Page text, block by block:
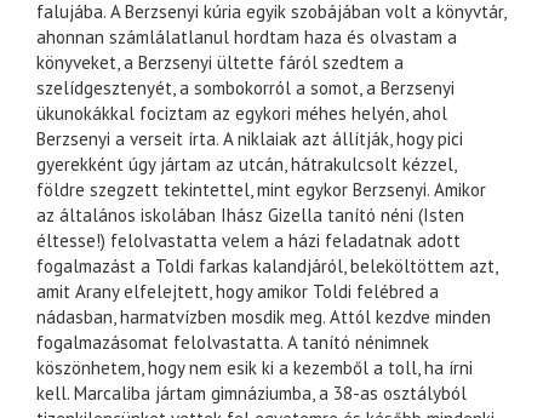
falujába. A Berzsenyi kúria egyik szobájában volt a könyvtár,
ahonnan számlálatlanul hordtam haza és olvastam a
könyveket, a Berzsenyi ültette fáról szedtem a
szelídgesztenyét, a sombokorról a somot, a Berzsenyi
ükunokákkal fociztam az egykori méhes helyén, ahol
Berzsenyi a verseit írta. A niklaiak azt állítják, hogy pici
gyerekként úgy jártam az utcán, hátrakulcsolt kézzel,
földre szegzett tekintettel, mint egykor Berzsenyi. Amikor
az általános iskolában Ihász Gizella tanító néni (Isten
éltesse!) felolvastatta velem a házi feladatnak adott
fogalmazást a Toldi farkas kalandjáról, beleköltöttem azt,
amit Arany elfelejtett, hogy amikor Toldi felébred a
nádasban, harmatvízben mosdik meg. Attól kezdve minden
fogalmazásomat felolvastatta. A tanító nénimnek
köszönhetem, hogy nem esik ki a kezemből a toll, ha írni
kell. Marcaliba jártam gimnáziumba, a 38-as osztályból